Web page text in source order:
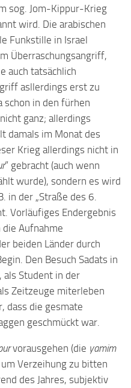
sog. Jom-Kippur-Krieg
wird. Die arabischen
Funkstille in Israel
Überraschungsangriff,
auch tatsächlich
asllerdings erst zu
in den fürhen
ganz; allerdings
damals im Monat des
Krieg allerdings nicht in
“ gebracht (auch wenn
wurde), sondern es wird
in der „Straße des 6.
Vorläufiges Endergebnis
Aufnahme
beiden Länder durch
Den Besuch Sadats in
als Student in der
Zeitzeuge miterleben
dass die gesmate
geschmückt war.
vorausgehen (die yamim
Verzeihung zu bitten
des Jahres, subjektiv